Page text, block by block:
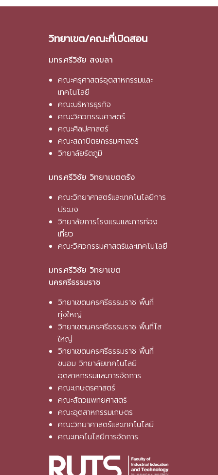
วิทยาเขต/คณะที่เปิดสอน
มทร.ศรีวิชัย สงขลา
คณะครุศาสตร์อุตสาหกรรมและ
เทคโนโลยี
คณะบริหารธุรกิจ
คณะวิศวกรรมศาสตร์
คณะศิลปศาสตร์
คณะสถาปัตยกรรมศาสตร์
วิทยาลัยรัตภูมิ
มทร.ศรีวิชัย วิทยาเขตตรัง
คณะวิทยาศาสตร์และเทคโนโลยีการ
ประมง
วิทยาลัยการโรงแรมและการท่อง
เที่ยว
คณะวิศวกรรมศาสตร์และเทคโนโลยี
มทร.ศรีวิชัย วิทยาเขต
นครศรีธรรมราช
วิทยาเขตนครศรีธรรมราช พื้นที่
ทุ่งใหญ่
วิทยาเขตนครศรีธรรมราช พื้นที่ไส
ใหญ่
วิทยาเขตนครศรีธรรมราช พื้นที่
ขนอม วิทยาลัยเทคโนโลยี
อุตสาหกรรมและการจัดการ
คณะเกษตรศาสตร์
คณะสัตวแพทยศาสตร์
คณะอุตสาหกรรมเกษตร
คณะวิทยาศาสตร์และเทคโนโลยี
คณะเทคโนโลยีการจัดการ